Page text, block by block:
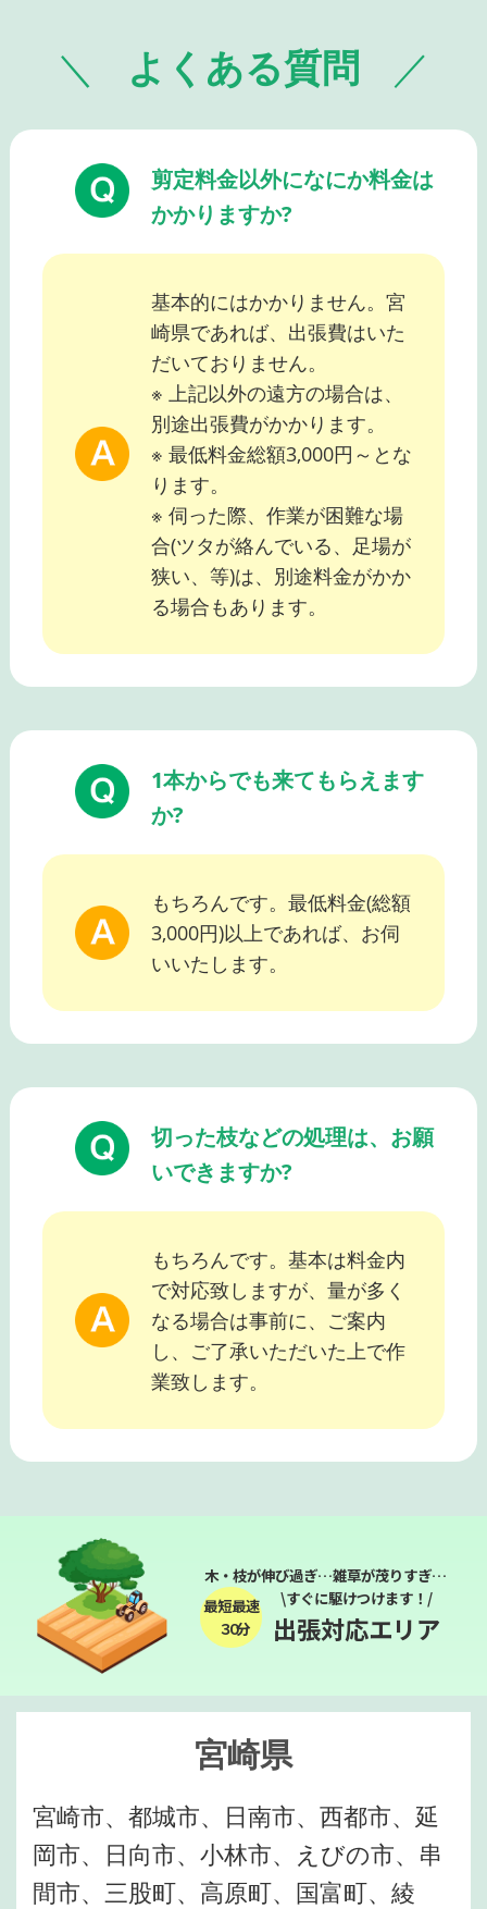
よくある質問
剪定料金以外になにか料金は
かかりますか?
基本的にはかかりません。宮
崎県であれば、出張費はいた
だいておりません。
※ 上記以外の遠方の場合は、
別途出張費がかかります。
※ 最低料金総額3,000円～とな
ります。
※ 伺った際、作業が困難な場
合(ツタが絡んでいる、足場が
狭い、等)は、別途料金がかか
る場合もあります。
1本からでも来てもらえます
か?
もちろんです。最低料金(総額
3,000円)以上であれば、お伺
いいたします。
切った枝などの処理は、お願
いできますか?
もちろんです。基本は料金内
で対応致しますが、量が多く
なる場合は事前に、ご案内
し、ご了承いただいた上で作
業致します。
木・枝が伸び過ぎ…雑草が茂りすぎ…
最短最速
３０分
\すぐに駆けつけます！/
出張対応エリア
宮崎県
宮崎市、都城市、日南市、西都市、延
岡市、日向市、小林市、えびの市、串
間市、三股町、高原町、国富町、綾